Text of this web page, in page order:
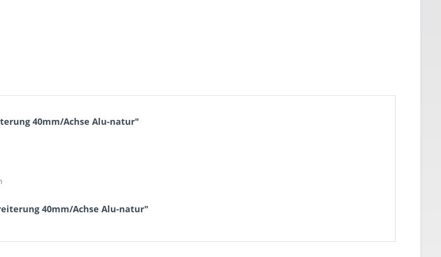
40mm/Achse Alu-natur"
40mm/Achse Alu-natur"